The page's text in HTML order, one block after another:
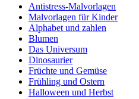
Antistress-Malvorlagen
Malvorlagen für Kinder
Alphabet und zahlen
Blumen
Das Universum
Dinosaurier
Früchte und Gemüse
Frühling und Ostern
Halloween und Herbst